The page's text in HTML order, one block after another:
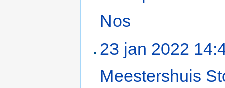
Nos
23 jan 2022
Meestershuis